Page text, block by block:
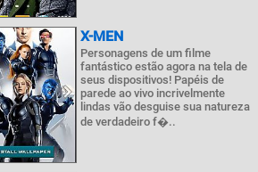
X-MEN
Personagens de um filme
fantástico estão agora na tela de
seus dispositivos! Papéis de
parede ao vivo incrivelmente
lindas vão desguise sua natureza
de verdadeiro f�..